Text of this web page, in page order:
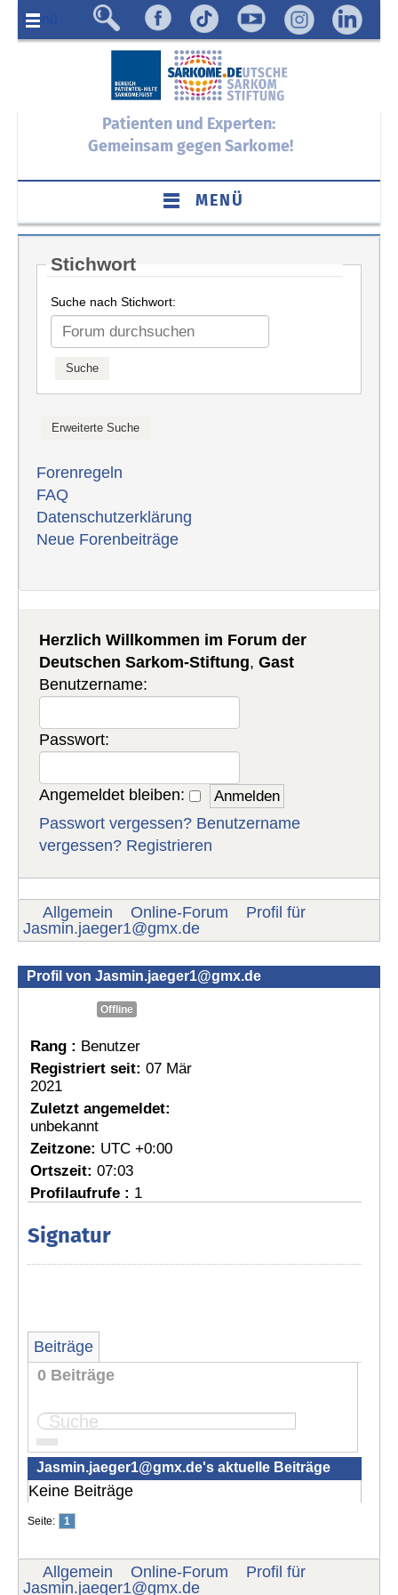
Menü
Patienten und Experten:
Gemeinsam gegen Sarkome!
MENÜ
Stichwort
Suche nach Stichwort:
Forenregeln
FAQ
Datenschutzerklärung
Neue Forenbeiträge
Herzlich Willkommen im Forum der
Deutschen Sarkom-Stiftung,Gast
Benutzername:
Passwort:
Angemeldet bleiben:
Passwort vergessen? Benutzername
vergessen? Registrieren
Allgemein Online-Forum
Profil für
Jasmin.jaeger1@gmx.de
Profil von Jasmin.jaeger1@gmx.de
Offline
Rang : Benutzer
Registriert seit: 07 Mär
2021
Zuletzt angemeldet:
unbekannt
Zeitzone: UTC +0:00
Ortszeit: 07:03
Profilaufrufe : 1
Signatur
Beiträge
0 Beiträge
Seite: 1
Jasmin.jaeger1@gmx.de's aktuelle Beiträge
Keine Beiträge
Seite: 1
Allgemein Online-Forum
Profil für
Jasmin.jaeger1@gmx.de